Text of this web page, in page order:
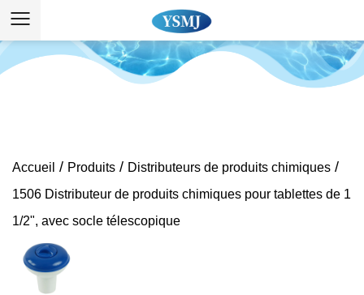
Accueil / Produits / Distributeurs de produits chimiques /
1506 Distributeur de produits chimiques pour tablettes de 1
1/2", avec socle télescopique